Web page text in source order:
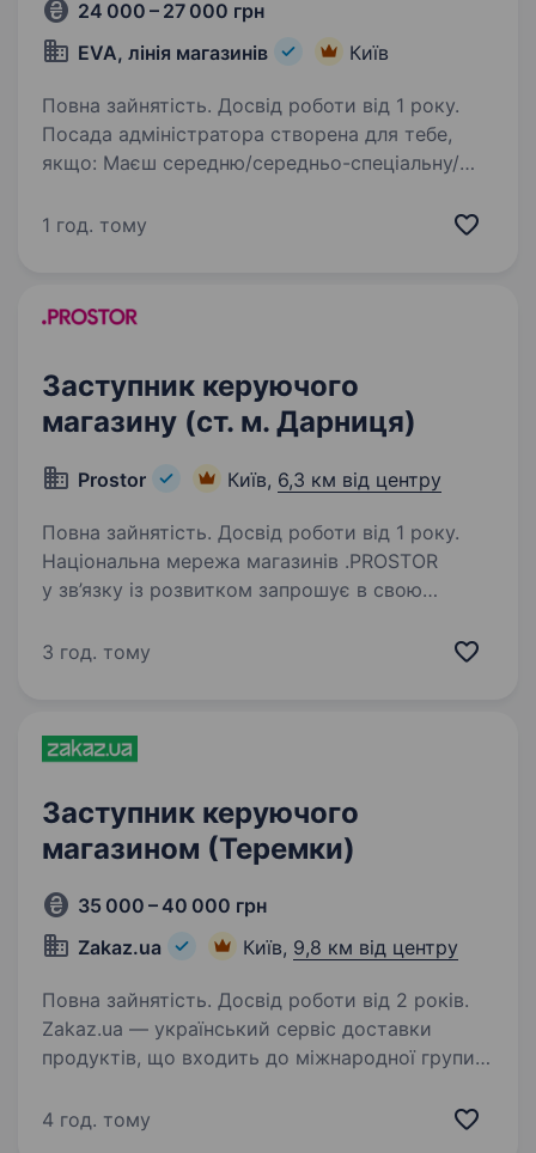
24 000 – 27 000 грн
EVA, лінія магазинів
Київ
Повна зайнятість. Досвід роботи від 1 року.
Посада адміністратора створена для тебе,
якщо: Маєш середню/середньо-спеціальну/
на адміністративній посаді (торгівля) рік і
1 год. тому
Заступник керуючого
магазину (ст. м. Дарниця)
Prostor Київ, 6,3 км від центру
Повна зайнятість. Досвід роботи від 1 року.
Національна мережа магазинів .PROSTOR
у зв’язку із розвитком запрошує в свою
Київ Вимоги: досвід роботи на аналогічній
3 год. тому
Заступник керуючого
магазином (Теремки)
35 000 – 40 000 грн
Zakaz.ua
Київ, 9,8 км від центру
Повна зайнятість. Досвід роботи від 2 років.
Zakaz.ua — український сервіс доставки
продуктів, що входить до міжнародної групи
в 2010 році. Лідер на ринку доставки
4 год. тому